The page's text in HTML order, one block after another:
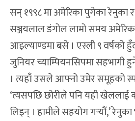
सन् १९९८ मा अमेरिका पुगेका रेनुका र
सञ्जयलाल डंगोल लामो समय
आइल्याण्डमा बसे । एस्ली ९ वर्षको
जुनियर च्याम्पियनसिपमा सहभागी
। त्यहाँ उसले आफ्नो उमेर समूहको
‘त्यसपछि छोरीले पनि यही खेललाई
लिइन् । हामीले सहयोग गर्‍यौं,’ रेनुका